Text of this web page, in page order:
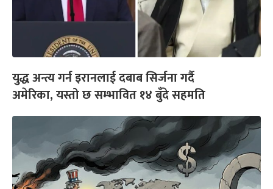
युद्ध अन्त्य गर्न इरानलाई दबाब सिर्जना गर्दै
अमेरिका, यस्तो छ सम्भावित १४ बुँदे सहमति